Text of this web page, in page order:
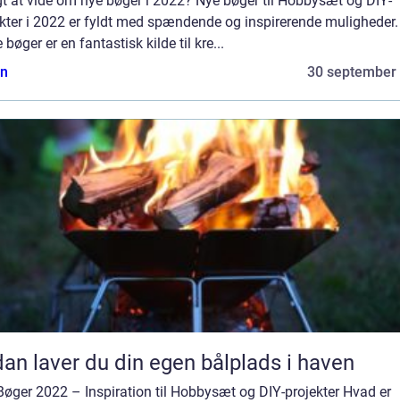
i 2022 er fyldt med spændende og inspirerende muligheder.
bøger er en fantastisk kilde til kre...
30 september
laver du din egen bålplads i haven
2022 – Inspiration til Hobbysæt og DIY-projekter Hvad er